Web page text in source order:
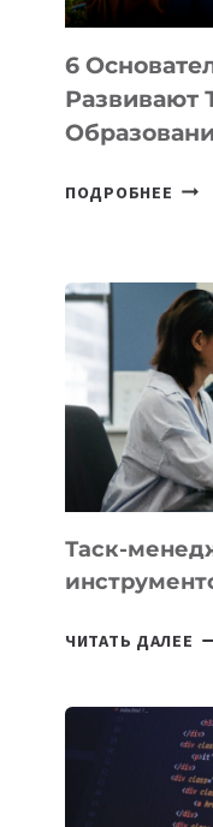
6
Развивают
ПОДРОБНЕЕ 6
Таск-
ЧИТАТЬ ДАЛЕЕ